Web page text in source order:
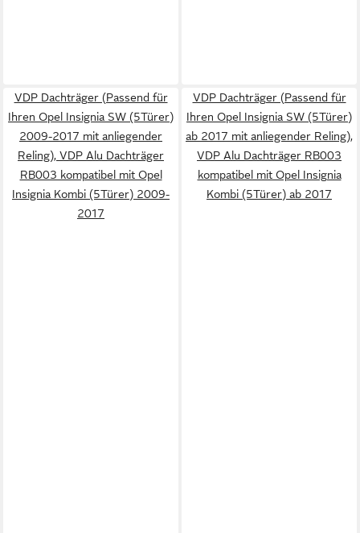
VDP Dachträger (Passend für
Ihren Opel Insignia SW (5Türer)
2009-2017 mit anliegender
Reling), VDP Alu Dachträger
RB003 kompatibel mit Opel
Insignia Kombi (5Türer) 2009-
2017
VDP Dachträger (Passend für
Ihren Opel Insignia SW (5Türer)
ab 2017 mit anliegender Reling),
VDP Alu Dachträger RB003
kompatibel mit Opel Insignia
Kombi (5Türer) ab 2017